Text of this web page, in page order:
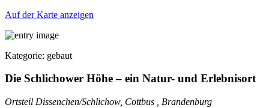
Auf der Karte anzeigen
Kategorie: gebaut
Die Schlichower Höhe – ein Natur- und Erlebnisort
Ortsteil Dissenchen/Schlichow, Cottbus , Brandenburg